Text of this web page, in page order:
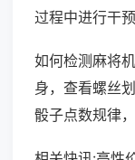
过程中进行干
如何检测麻将
身，查看螺丝
骰子点数规律